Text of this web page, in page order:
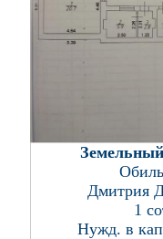
Дмитрия
1
Нужд. в